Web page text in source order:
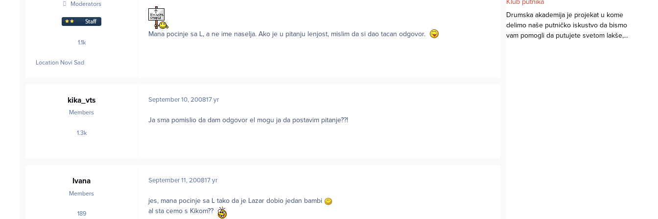
Moderators
1.1kposts
Location Novi Sad
Mana pocinje sa L, a ne ime naselja. Ako je u pitanju lenjost, mislim da si dao tacan odgovor.
kika_vts
Members
1.3kposts
September 10, 200817 yr
Ja sma pomislio da dam odgovor el mogu ja da postavim pitanje??!
Ivana
Members
189posts
September 11, 200817 yr
jes, mana pocinje sa L tako da je Lazar dobio jedan bambi
al sta cemo s Kikom??
Klub putnika
Drumska akademija je projekat u kome
delimo naše putničko iskustvo da bismo
vam pomogli da putujete svetom lakše,...